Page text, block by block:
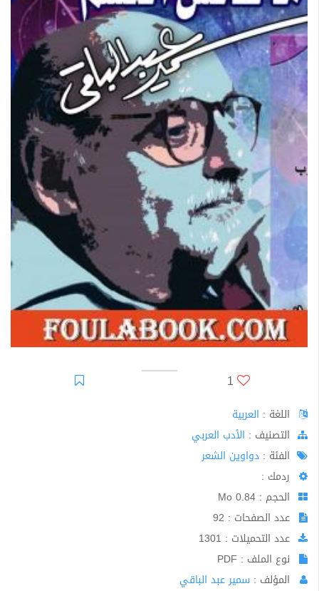
1
اللغة : العربية
اﻟﺘﺼﻨﻴﻒ : الأدب العربي
الفئة : دواوين الشعر
ردمك :
الحجم : 0.84 Mo
عدد الصفحات : 92
عدد التحميلات : 1301
نوع الملف : PDF
المؤلف : سمير عبد الباقي